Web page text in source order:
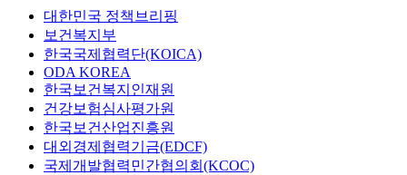
대한민국 정책브리핑
보건복지부
한국국제협력단(KOICA)
ODA KOREA
한국보건복지인재원
건강보험심사평가원
한국보건산업진흥원
대외경제협력기금(EDCF)
국제개발협력민간협의회(KCOC)